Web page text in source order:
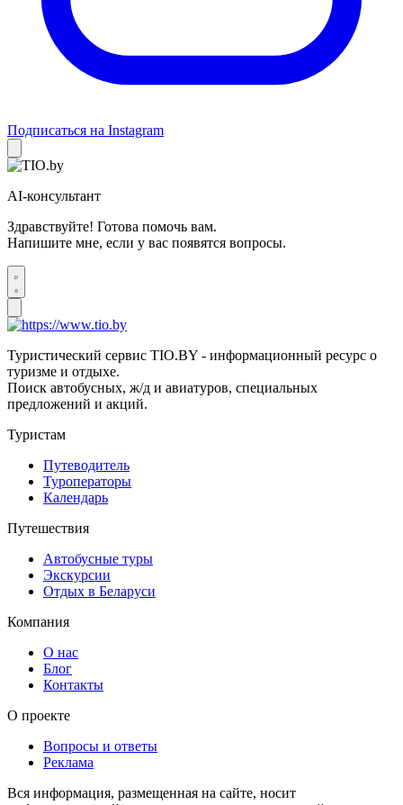
Подписаться на Instagram
AI-консультант
Здравствуйте! Готова помочь вам.
Напишите мне, если у вас появятся вопросы.
Туристический сервис TIO.BY - информационный ресурс о
туризме и отдыхе.
Поиск автобусных, ж/д и авиатуров, специальных
предложений и акций.
Туристам
Путеводитель
Туроператоры
Календарь
Путешествия
Автобусные туры
Экскурсии
Отдых в Беларуси
Компания
О нас
Блог
Контакты
О проекте
Вопросы и ответы
Реклама
Вся информация, размещенная на сайте, носит